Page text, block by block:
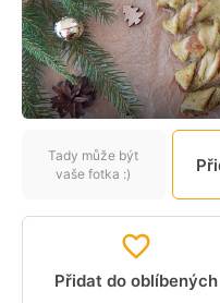
Tady může být
vaše fotka :)
Přidat do oblíbených